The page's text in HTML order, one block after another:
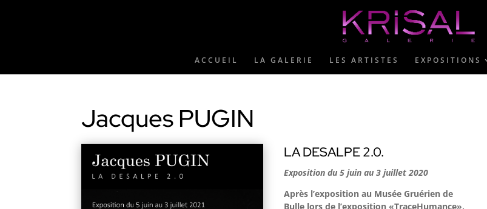
ACCUEIL LA GALERIE LES ARTISTES EXPOSITIONS
Jacques PUGIN
LA DESALPE 2.0.
Exposition du 5 juin au 3 juillet 2020
Après l’exposition au Musée Gruérien de
Bulle lors de l’exposition «TraceHumance»,